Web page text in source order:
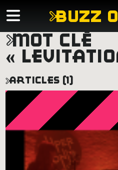
buzz
mot clé
«
articles (1)